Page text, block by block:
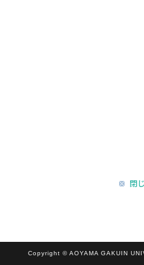
閉
Copyright © AOYAMA GAKUIN